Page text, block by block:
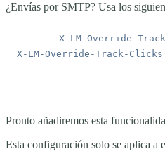
¿Envías por SMTP? Usa los
Pronto añadiremos esta
Esta configuración solo se aplica a